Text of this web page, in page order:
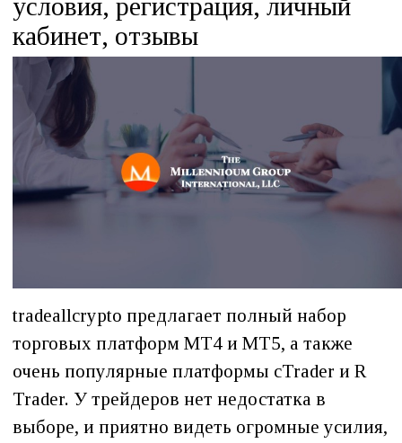
условия, регистрация, личный
кабинет, отзывы
tradeallcrypto предлагает полный набор
торговых платформ MT4 и MT5, а также
очень популярные платформы cTrader и R
Trader. У трейдеров нет недостатка в
выборе, и приятно видеть огромные усилия,